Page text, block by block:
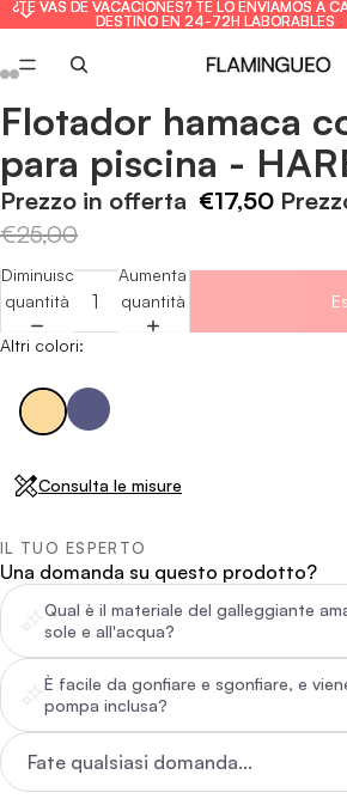
¿TE VAS DE VACACIONES? TE LO ENVIAMOS A
DESTINO EN 24-72H LABORABLES
¿TE VAS DE VACACIONES? TE LO ENVIAMOS A
DESTINO EN 24-72H LABORABLES
Apri
immagine
a
schermo
Apri
immagine
a
schermo
Apri
immagine
a
schermo
Apri
immagine
a
schermo
Apri
immagine
a
schermo
Apri
immagine
a
schermo
Flotador hamaca
para piscina -
Prezzo in offerta €17,50
€25,00
Diminuisci
quantità
Aumenta
quantità
Altri colori:
Consulta le misure
IL TUO ESPERTO
Una domanda su questo prodotto?
Qual è il materiale del galleggiante
sole e all'acqua?
È facile da gonfiare e sgonfiare, e
pompa inclusa?